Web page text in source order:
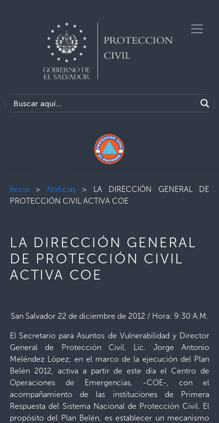
Inicio > Noticias> LA DIRECCIÓN GENERAL DE
PROTECCIÓN CIVIL ACTIVA COE
LA DIRECCIÓN GENERAL
DE PROTECCIÓN CIVIL
ACTIVA COE
San Salvador 22 de diciembre de 2012 / Hora: 9:30 A.M.
El Secretario para Asuntos de Vulnerabilidad y Director
General de Protección Civil, Lic. Jorge Antonio
Meléndez López; en el marco de la ejecución del Plan
Belén 2012, activa a partir de este día el Centro de
Operaciones de Emergencias, -COE-, con el
acompañamiento de las instituciones de Primera
Respuesta del Sistema Nacional de Protección Civil. El
propósito del Plan Belén, es establecer un mecanismo